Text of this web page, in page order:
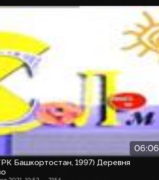
06:06
Башкортостан, 1997) Деревня